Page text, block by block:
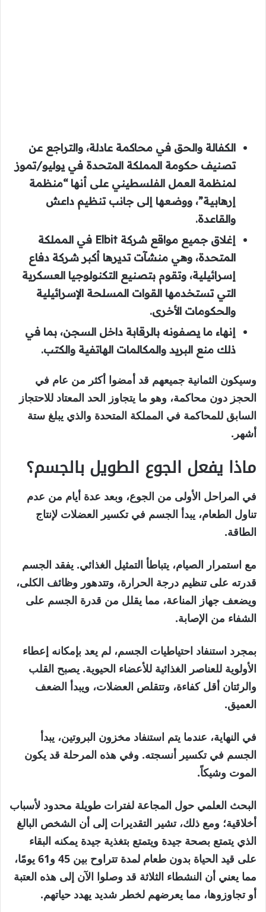
الكفالة والحق في محاكمة عادلة، والتراجع عن
تصنيف حكومة المملكة المتحدة في يوليو/تموز
لمنظمة العمل الفلسطيني على أنها “منظمة
إرهابية”، ووضعها إلى جانب تنظيم داعش
والقاعدة.
إغلاق جميع مواقع شركة Elbit في المملكة
المتحدة، وهي منشآت تديرها أكبر شركة دفاع
إسرائيلية، وتقوم بتصنيع التكنولوجيا العسكرية
التي تستخدمها القوات المسلحة الإسرائيلية
والحكومات الأخرى.
إنهاء ما يصفونه بالرقابة داخل السجن، بما في
ذلك منع البريد والمكالمات الهاتفية والكتب.
وسيكون الثمانية جميعهم قد أمضوا أكثر من عام في
الحجز دون محاكمة، وهو ما يتجاوز الحد المعتاد للاحتجاز
السابق للمحاكمة في المملكة المتحدة والذي يبلغ ستة
أشهر.
ماذا يفعل الجوع الطويل بالجسم؟
في المراحل الأولى من الجوع، وبعد عدة أيام من عدم
تناول الطعام، يبدأ الجسم في تكسير العضلات لإنتاج
الطاقة.
مع استمرار الصيام، يتباطأ التمثيل الغذائي. يفقد الجسم
قدرته على تنظيم درجة الحرارة، وتتدهور وظائف الكلى،
ويضعف جهاز المناعة، مما يقلل من قدرة الجسم على
الشفاء من الإصابة.
بمجرد استنفاد احتياطيات الجسم، لم يعد بإمكانه إعطاء
الأولوية للعناصر الغذائية للأعضاء الحيوية. يصبح القلب
والرئتان أقل كفاءة، وتتقلص العضلات، ويبدأ الضعف
العميق.
في النهاية، عندما يتم استنفاد مخزون البروتين، يبدأ
الجسم في تكسير أنسجته. وفي هذه المرحلة قد يكون
الموت وشيكاً.
البحث العلمي حول المجاعة لفترات طويلة محدود لأسباب
أخلاقية؛ ومع ذلك، تشير التقديرات إلى أن الشخص البالغ
الذي يتمتع بصحة جيدة ويتمتع بتغذية جيدة يمكنه البقاء
على قيد الحياة بدون طعام لمدة تتراوح بين 45 و61 يومًا،
مما يعني أن النشطاء الثلاثة قد وصلوا الآن إلى هذه العتبة
أو تجاوزوها، مما يعرضهم لخطر شديد يهدد حياتهم.